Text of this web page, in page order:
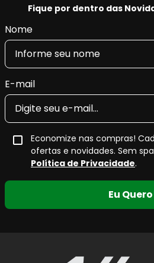
Fique por dentro das
Nome
E-mail
Economize nas compras!
ofertas e novidades. Sem
Política de Privacidade.
Eu